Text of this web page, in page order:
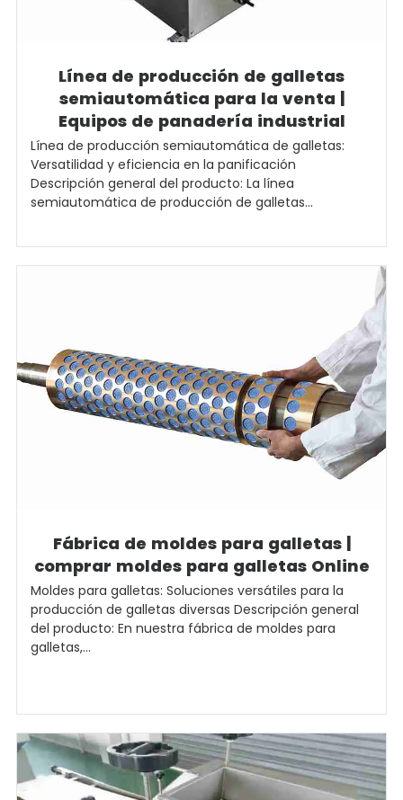
Línea de producción de galletas
semiautomática para la venta |
Equipos de panadería industrial
Línea de producción semiautomática de galletas:
Versatilidad y eficiencia en la panificación
Descripción general del producto: La línea
semiautomática de producción de galletas...
Fábrica de moldes para galletas |
comprar moldes para galletas Online
Moldes para galletas: Soluciones versátiles para la
producción de galletas diversas Descripción general
del producto: En nuestra fábrica de moldes para
galletas,...